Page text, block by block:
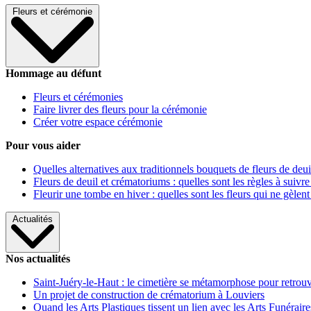
Fleurs et cérémonie
Hommage au défunt
Fleurs et cérémonies
Faire livrer des fleurs pour la cérémonie
Créer votre espace cérémonie
Pour vous aider
Quelles alternatives aux traditionnels bouquets de fleurs de
Fleurs de deuil et crématoriums : quelles sont les règles à
Fleurir une tombe en hiver : quelles sont les fleurs qui ne gèlent
Actualités
Nos actualités
Saint-Juéry-le-Haut : le cimetière se métamorphose pour
Un projet de construction de crématorium à Louviers
Quand les Arts Plastiques tissent un lien avec les Arts